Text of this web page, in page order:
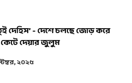
দেহিস’ - দেশে চলছে জোড় করে
দেয়ার জুলুম
২০২৫